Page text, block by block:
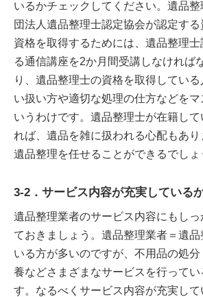
いるかチェックしてください。遺品
団法人遺品整理士認定協会が認定する
資格を取得するためには、遺品整理
る通信講座を2か月間受講しなければ
り、遺品整理士の資格を取得してい
い扱い方や適切な処理の仕方などをマ
いうわけです。遺品整理士が在籍し
れば、遺品を雑に扱われる心配もあ
遺品整理を任せることができるでしょ
3-2．サービス内容が充実している
遺品整理業者のサービス内容にもし
ておきましょう。遺品整理業者＝遺
いる方が多いのですが、不用品の処
養などさまざまなサービスを行ってい
す。なるべくサービス内容が充実し